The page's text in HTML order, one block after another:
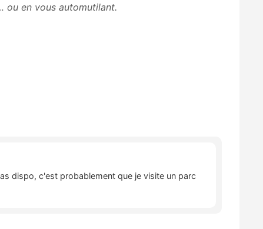
ou en vous automutilant.
dispo, c'est probablement que je visite un parc